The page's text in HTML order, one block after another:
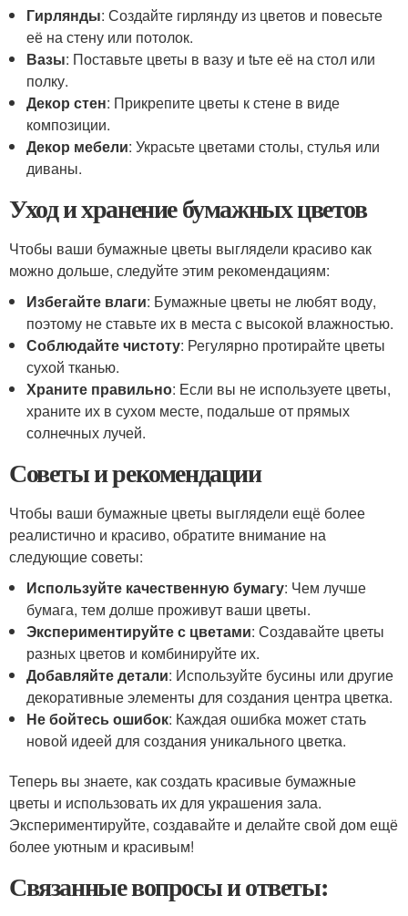
Гирлянды: Создайте гирлянду из цветов и повесьте
её на стену или потолок.
Вазы: Поставьте цветы в вазу и tьте её на стол или
полку.
Декор стен: Прикрепите цветы к стене в виде
композиции.
Декор мебели: Украсьте цветами столы, стулья или
диваны.
Уход и хранение бумажных цветов
Чтобы ваши бумажные цветы выглядели красиво как
можно дольше, следуйте этим рекомендациям:
Избегайте влаги: Бумажные цветы не любят воду,
поэтому не ставьте их в места с высокой влажностью.
Соблюдайте чистоту: Регулярно протирайте цветы
сухой тканью.
Храните правильно: Если вы не используете цветы,
храните их в сухом месте, подальше от прямых
солнечных лучей.
Советы и рекомендации
Чтобы ваши бумажные цветы выглядели ещё более
реалистично и красиво, обратите внимание на
следующие советы:
Используйте качественную бумагу: Чем лучше
бумага, тем долше проживут ваши цветы.
Экспериментируйте с цветами: Создавайте цветы
разных цветов и комбинируйте их.
Добавляйте детали: Используйте бусины или другие
декоративные элементы для создания центра цветка.
Не бойтесь ошибок: Каждая ошибка может стать
новой идеей для создания уникального цветка.
Теперь вы знаете, как создать красивые бумажные
цветы и использовать их для украшения зала.
Экспериментируйте, создавайте и делайте свой дом ещё
более уютным и красивым!
Связанные вопросы и ответы: